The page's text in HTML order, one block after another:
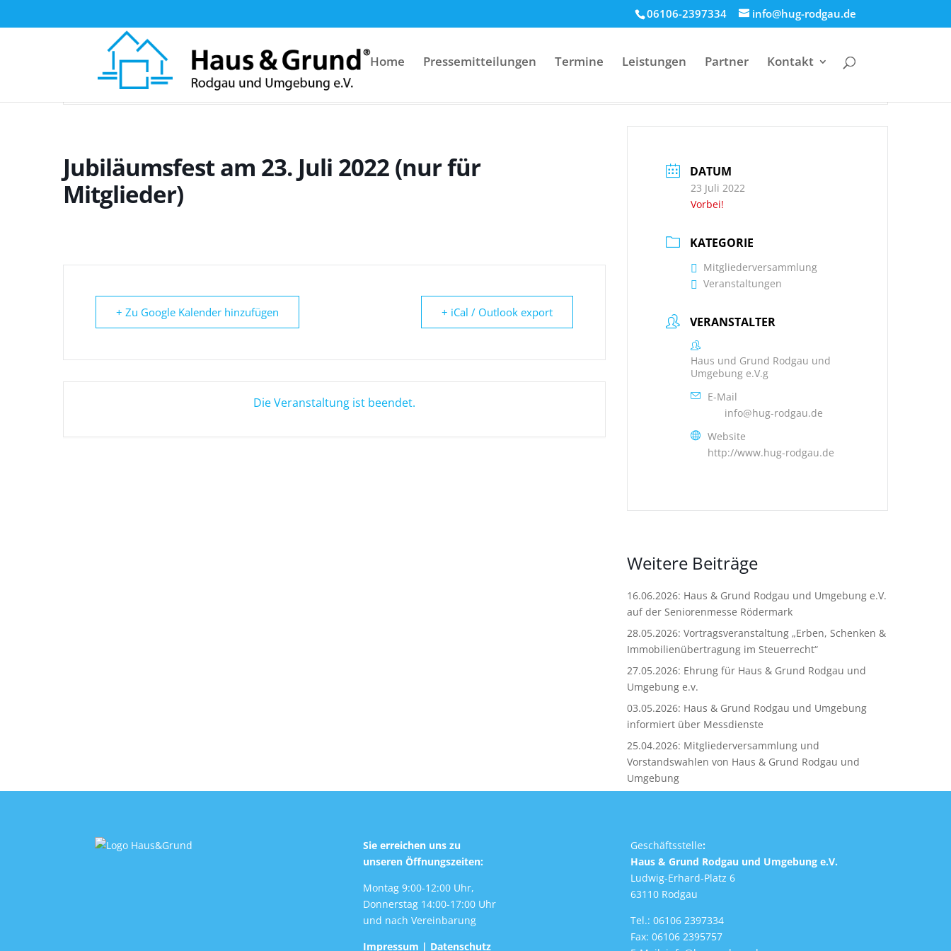
06106-2397334 info@hug-rodgau.de
Home Pressemitteilungen Termine Leistungen Partner Kontakt
Veranstaltungen - Haus & Grund Rodgau und Umgebung e.V.
Jubiläumsfest am 23. Juli 2022 (nur für
Mitglieder)
+ Zu Google Kalender hinzufügen + iCal / Outlook export
Die Veranstaltung ist beendet.
DATUM
23 Juli 2022
Vorbei!
KATEGORIE
Mitgliederversammlung
Veranstaltungen
VERANSTALTER
Haus und Grund Rodgau und
Umgebung e.V.g
E-Mail
info@hug-rodgau.de
Website
http://www.hug-rodgau.de
Weitere Beiträge
16.06.2026: Haus & Grund Rodgau und Umgebung e.V.
auf der Seniorenmesse Rödermark
28.05.2026: Vortragsveranstaltung „Erben, Schenken &
Immobilienübertragung im Steuerrecht“
27.05.2026: Ehrung für Haus & Grund Rodgau und
Umgebung e.v.
03.05.2026: Haus & Grund Rodgau und Umgebung
informiert über Messdienste
25.04.2026: Mitgliederversammlung und
Vorstandswahlen von Haus & Grund Rodgau und
Umgebung
Sie erreichen uns zu
unseren Öffnungszeiten:
Montag 9:00-12:00 Uhr,
Donnerstag 14:00-17:00 Uhr
und nach Vereinbarung
Impressum | Datenschutz
Geschäftsstelle:
Haus & Grund Rodgau und Umgebung e.V.
Ludwig-Erhard-Platz 6
63110 Rodgau
Tel.: 06106 2397334
Fax: 06106 2395757